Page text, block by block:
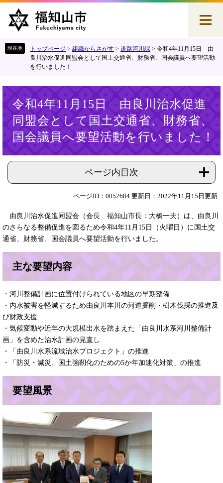
トップページ > 組織からさがす > 道路河川課 > 令和4年11月15日 由
良川治水促進同盟会として国土交通省、財務省、国会議員へ要望活動
を行いました！
令和4年11月15日 由良川治水促進
同盟会として国土交通省、財務省、
国会議員へ要望活動を行いました！
ページ内目次
ページID：0052684 更新日：2022年11月15日更新
由良川治水促進同盟会（会長 福知山市長：大橋一夫）は、由良川
のさらなる整備促進を図るため令和4年11月15日（火曜日）に国土交
通省、財務省、国会議員へ要望活動を行いました。
主な要望内容
・河川整備計画に位置付けられている地区の早期整備
・内水被害を軽減するため由良川本川の河道掘削・樹木伐採の推進及
び財政支援
・気候変動や近年の大規模出水を踏まえた「由良川水系河川整備計
画」を含めた治水計画の見直し
・「由良川水系流域治水プロジェクト」の推進
・「防災・減災、国土強靭化のための5か年加速化対策」の推進
要望風景